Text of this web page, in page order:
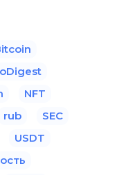
NFT
rub
SEC
USDT